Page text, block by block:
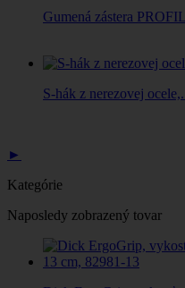
Gumená zástera
S-hák z nerezovej
►
Kategórie
Naposledy zobrazený tovar